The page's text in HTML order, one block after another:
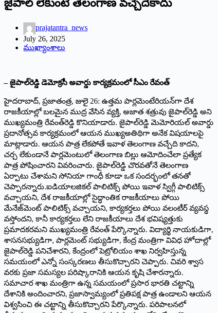
జైపాల్‌ లేకుంటే తెలంగాణ వచ్చేదేకాదు
prajatantra_news
July 26, 2025
ముఖ్యాంశాలు
– జైపాల్‌రెడ్డి డెమోక్రసీ అవార్డు కార్యక్రమంలో సీఎం రేవంత్‌
హైదరాబాద్‌, ప్రజాతంత్ర, జులై 26: ఉత్తమ పార్లమెంటేరియన్‌గా దేశ
రాజకీయాల్లో బలమైన ముద్ర వేసిన వ్యక్తి, అజాత శత్రువు జైపాల్‌రెడ్డి అని
ముఖ్యమంత్రి రేవంత్‌రెడ్డి కొనియాడారు. జైపాల్‌రెడ్డి మెమోరియల్‌ అవార్డు
ప్రదానోత్సవ కార్యక్రమంలో ఆయన ముఖ్యఅతిథిగా అనేక విషయాలపై
మాట్లాడారు. ఆయన పాత్ర లేకపోతే ఇవాళ తెలంగాణ వచ్చేది కాదని,
చర్చ లేకుండానే పార్లమెంటులో తెలంగాణ బిల్లు ఆమోదించేలా ప్రత్యేక
పాత్ర పోషించారని వివరించారు. జైపాల్‌రెడ్డి చొరవతోనే తెలంగాణ
ఏర్పాటు చేశామని సోనియా గాంధీ కూడా ఒక సందర్భంలో తనతో
చెప్పారన్నారు.ఐడియాలజికల్‌ పాలిటిక్స్‌ పోయి ఇవాళ స్విగ్గీ పాలిటిక్స్‌
వచ్చాయని, దేశ రాజకీయాల్లో సైద్ధాంతిక రాజకీయాలు పోయి
మేనేజ్‌మెంట్‌ పాలిటిక్స్‌ వచ్చాయని, కార్యకర్తలు పోయి వలంటీర్‌ వ్యవస్థ
వస్తోందని, కానీ కార్యకర్తలు లేని రాజకీయాలు దేశ భవిష్యత్తుకు
ప్రమాదకరమని ముఖ్యమంత్రి రేవంత్‌ పేర్కొన్నారు. విద్యార్థి నాయకుడిగా,
శాసనసభ్యుడిగా, పార్లమెంట్‌ సభ్యుడిగా, కేంద్ర మంత్రిగా వివిధ హోదాల్లో
జైపాల్‌రెడ్డి పనిచేశారని, కేంద్రంలో పెట్రోలియం శాఖ నిర్వహిస్తున్న
సమయంలో ఎన్నో సంస్కరణలు తీసుకొచ్చారని చెప్పారు. చివరి శ్వాస
వరకు ప్రజా సమస్యల పరిష్కారానికి ఆయన కృషి చేశారన్నారు.
సమాచార శాఖ మంత్రిగా ఉన్న సమయంలో ప్రసార భారతి చట్టాన్ని
దేశానికి అందించారని, ప్రజాస్వామ్యంలో ప్రతిపక్ష పాత్ర ఉండాలని ఆయన
విశ్వసించి ఈ చట్టాన్ని తీసుకొచ్చారని పేర్కొన్నారు. పరిపాలనలో